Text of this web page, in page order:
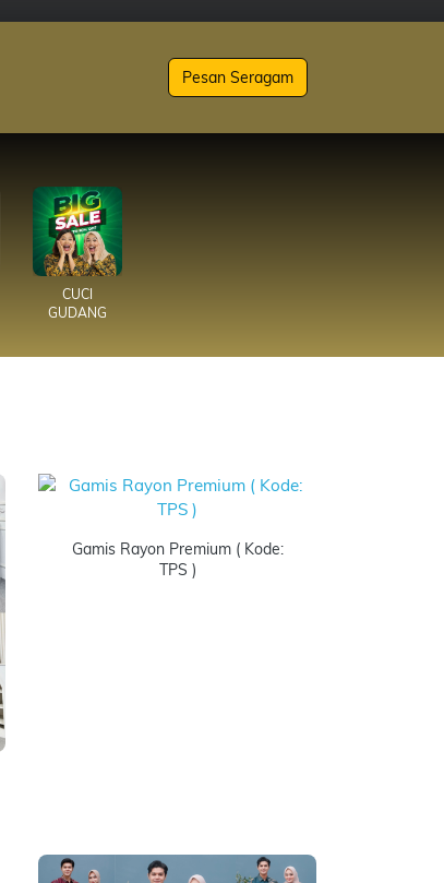
Pesan Seragam
CUCI
GUDANG
Gamis Rayon Premium ( Kode:
TPS )